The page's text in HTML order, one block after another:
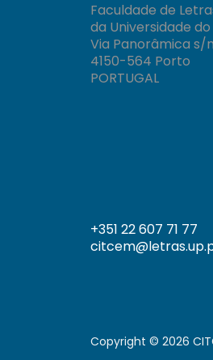
Faculdade de
da Universidade
Via Panorâmica s/n
4150-564 Porto
PORTUGAL
+351 22 607 71 77
Copyright © 2026